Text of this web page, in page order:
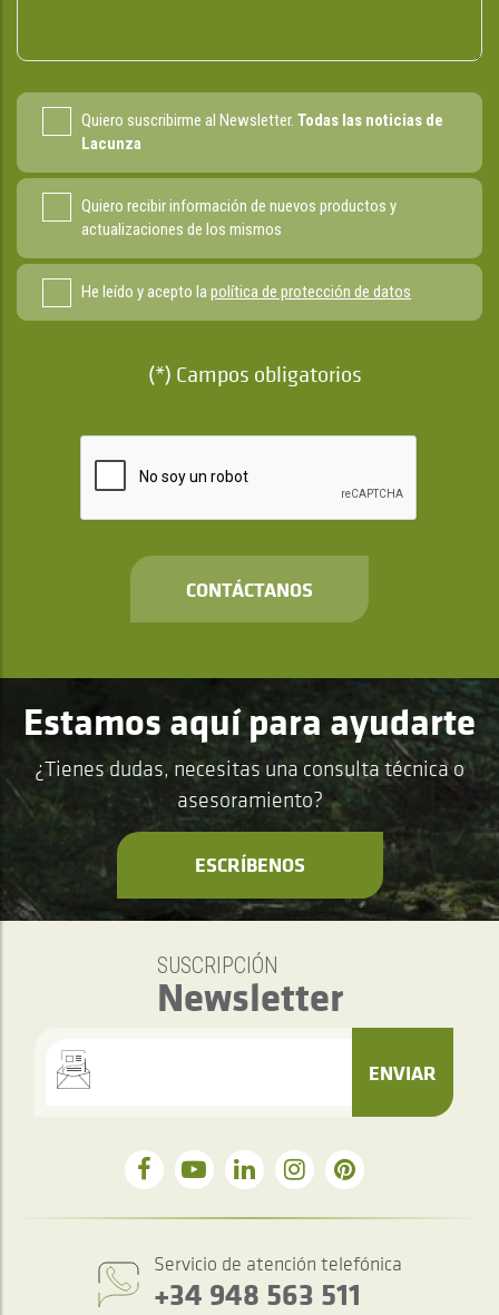
Quiero suscribirme al Newsletter. Todas las noticias de
Lacunza
Quiero recibir información de nuevos productos y
actualizaciones de los mismos
He leído y acepto la política de protección de datos
(*) Campos obligatorios
CONTÁCTANOS
Estamos aquí para ayudarte
¿Tienes dudas, necesitas una consulta técnica o
asesoramiento?
ESCRÍBENOS
SUSCRIPCIÓN
Newsletter
ENVIAR
Servicio de atención telefónica
+34 948 563 511